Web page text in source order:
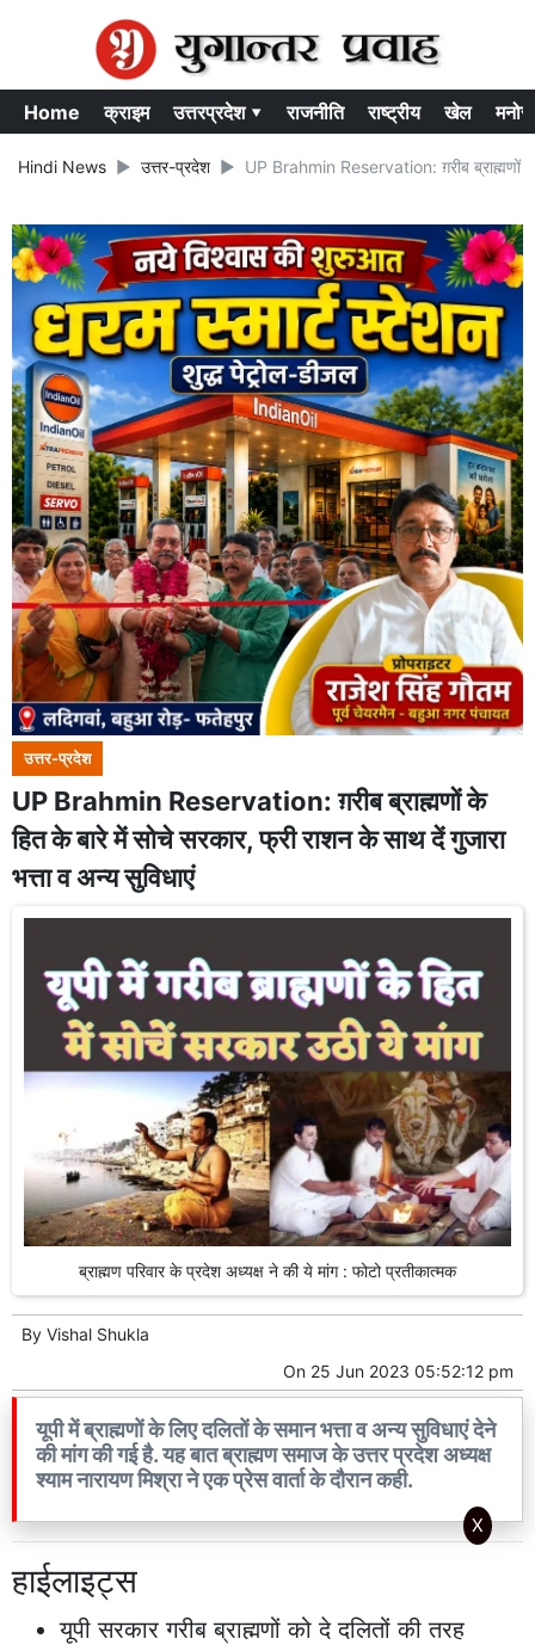
Home क्राइम उत्तरप्रदेश ▾ राजनीति राष्ट्रीय खेल
Hindi News उत्तर-प्रदेश UP Brahmin Reservation: ग़रीब ब्राह्मणों
उत्तर-प्रदेश
UP Brahmin Reservation: ग़रीब ब्राह्मणों के
हित के बारे में सोचे सरकार, फ्री राशन के साथ दें गुजारा
भत्ता व अन्य सुविधाएं
ब्राह्मण परिवार के प्रदेश अध्यक्ष ने की ये मांग : फोटो प्रतीकात्मक
By Vishal Shukla
On 25 Jun 2023 05:52:12 pm
यूपी में ब्राह्मणों के लिए दलितों के समान भत्ता व अन्य सुविधाएं देने
की मांग की गई है. यह बात ब्राह्मण समाज के उत्तर प्रदेश अध्यक्ष
श्याम नारायण मिश्रा ने एक प्रेस वार्ता के दौरान कही.
हाईलाइट्स
यूपी सरकार गरीब ब्राह्मणों को दे दलितों की तरह
X